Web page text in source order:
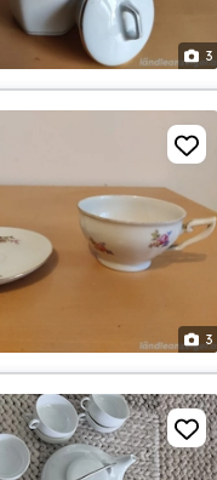
3
3